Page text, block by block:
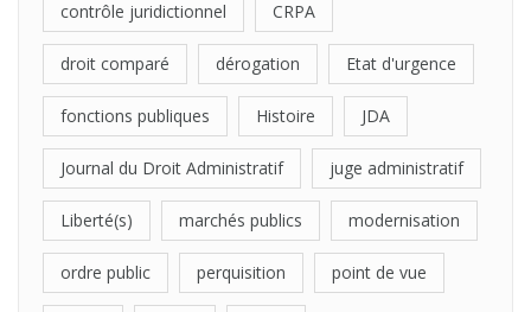
contrôle juridictionnel CRPA
droit comparé dérogation Etat d'urgence
fonctions publiques Histoire JDA
Journal du Droit Administratif juge administratif
Liberté(s) marchés publics modernisation
ordre public perquisition point de vue